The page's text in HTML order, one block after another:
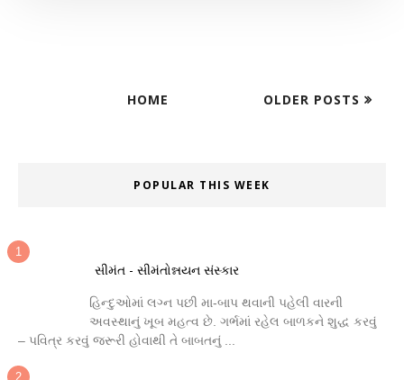
OLDER POSTS
HOME
POPULAR THIS WEEK
સીમંત - સીમંતોન્નયન સંસ્કાર
હિન્દુઓમાં લગ્ન પછી મા-બાપ થવાની પહેલી વારની
અવસ્થાનું ખૂબ મહત્વ છે. ગર્ભમાં રહેલ બાળકને શુદ્ધ કરવું
– પવિત્ર કરવું જરૂરી હોવાથી તે બાબતનું ...